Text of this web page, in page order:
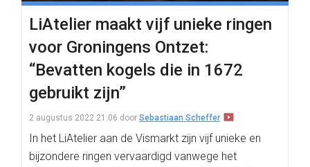
LiAtelier maakt vijf unieke ringen
voor Groningens Ontzet:
“Bevatten kogels die in 1672
gebruikt zijn”
2 augustus 2022 21:06 door Sebastiaan Scheffer
In het LiAtelier aan de Vismarkt zijn vijf unieke en
bijzondere ringen vervaardigd vanwege het